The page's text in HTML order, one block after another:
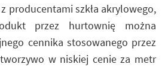
producentami szkła akrylowego,
przez hurtownię można
cennika stosowanego przez
w niskiej cenie za metr